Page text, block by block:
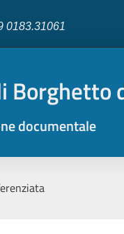
0183.31061
Borghetto
documentale